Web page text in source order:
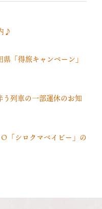
♪
「得旅キャンペーン」
う列車の一部運休のお知
「シロクマベイビー」の